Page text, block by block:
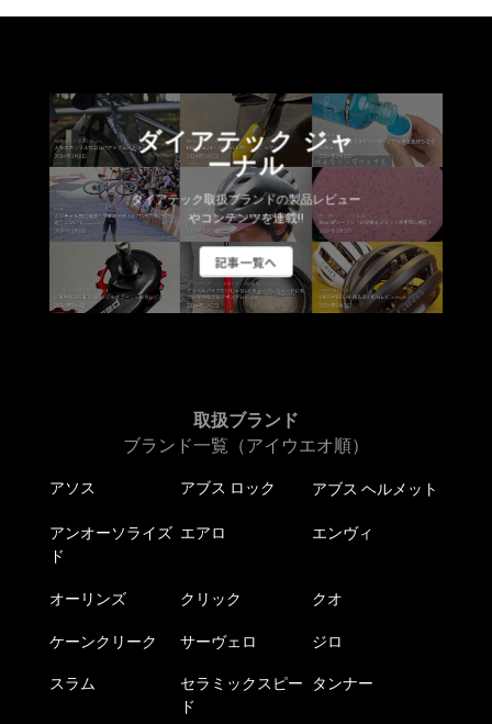
ダイアテック ジャ
ーナル
ダイアテック取扱ブランドの製品レビュー
やコンテンツを連載!!
記事一覧へ
取扱ブランド
ブランド一覧（アイウエオ順）
アソス アブス ロック アブス ヘルメット
アンオーソライズ
ド
エアロ エンヴィ
オーリンズ クリック クオ
ケーンクリーク サーヴェロ ジロ
スラム
セラミックスピー
ド
タンナー